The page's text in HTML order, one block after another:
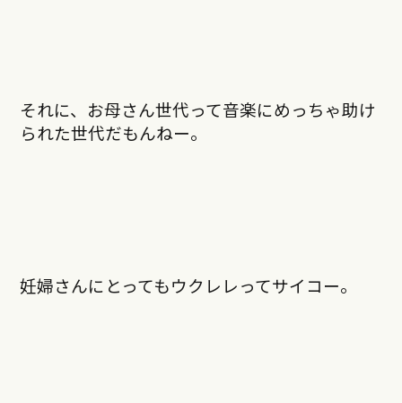
それに、お母さん世代って音楽にめっちゃ助け
られた世代だもんねー。
妊婦さんにとってもウクレレってサイコー。